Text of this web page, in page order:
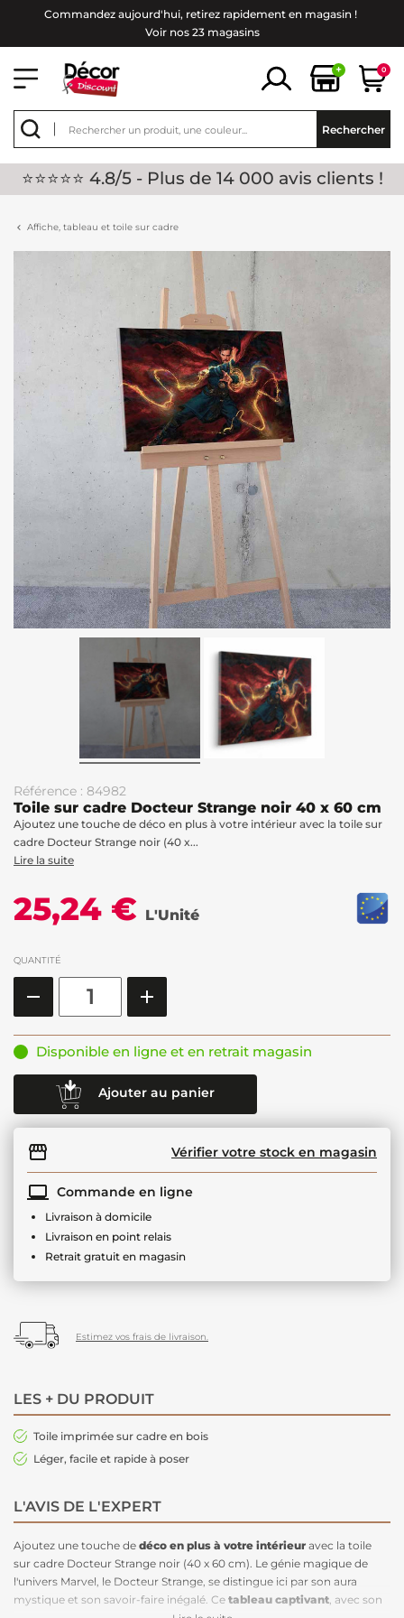
Commandez aujourd'hui, retirez rapidement en magasin !
Voir nos 23 magasins
+ 0
Rechercher
⭐⭐⭐⭐⭐ 4.8/5 - Plus de 14 000 avis clients !
Affiche, tableau et toile sur cadre
Référence : 84982
Toile sur cadre Docteur Strange noir 40 x 60 cm
Ajoutez une touche de déco en plus à votre intérieur avec la toile sur
cadre Docteur Strange noir (40 x...
Lire la suite
25,24 € L'Unité
QUANTITÉ
Disponible en ligne et en retrait magasin
Ajouter au panier
Vérifier votre stock en magasin
Commande en ligne
Livraison à domicile
Livraison en point relais
Retrait gratuit en magasin
Estimez vos frais de livraison.
LES + DU PRODUIT
Toile imprimée sur cadre en bois
Léger, facile et rapide à poser
L'AVIS DE L'EXPERT
Ajoutez une touche de déco en plus à votre intérieur avec la toile
sur cadre Docteur Strange noir (40 x 60 cm). Le génie magique de
l'univers Marvel, le Docteur Strange, se distingue ici par son aura
mystique et son savoir-faire inégalé. Ce tableau captivant , avec son